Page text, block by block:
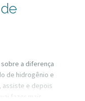
a diferença
de hidrogênio e
assiste e depois
fazer mais